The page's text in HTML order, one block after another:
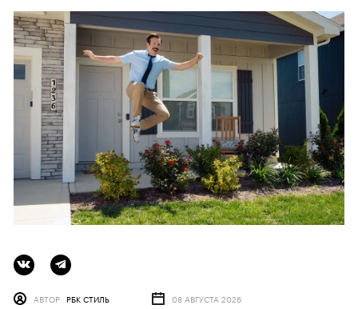
АВТОР РБК СТИЛЬ 08 АВГУСТА 2026